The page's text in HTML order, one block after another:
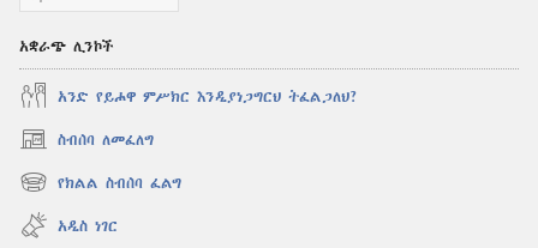
አቋራጭ ሊንኮች
አንድ የይሖዋ ምሥክር እንዲያነጋግርህ ትፈልጋለህ?
ስብሰባ ለመፈለግ
(አዲስ
ዊንዶው
ክፈት)
የክልል ስብሰባ ፈልግ
(አዲስ
ዊንዶው
ክፈት)
አዲስ ነገር